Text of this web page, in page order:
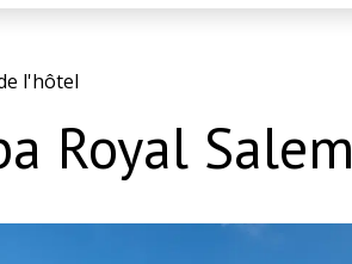
l'hôtel
Royal Salem